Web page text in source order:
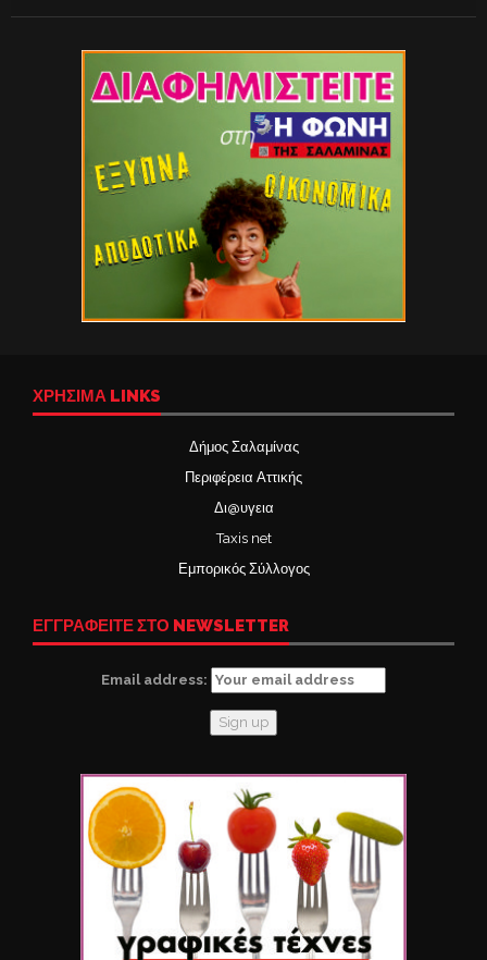
ΧΡΉΣΙΜΑ LINKS
Δήμος Σαλαμίνας
Περιφέρεια Αττικής
Δι@υγεια
Taxis net
Εμπορικός Σύλλογος
ΕΓΓΡΑΦΕΙΤΕ ΣΤΟ NEWSLETTER
Email address: